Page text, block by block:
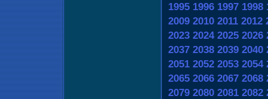
1995 1996 1997 1998
2009 2010 2011 2012
2023 2024 2025 2026
2037 2038 2039 2040
2051 2052 2053 2054
2065 2066 2067 2068
2079 2080 2081 2082